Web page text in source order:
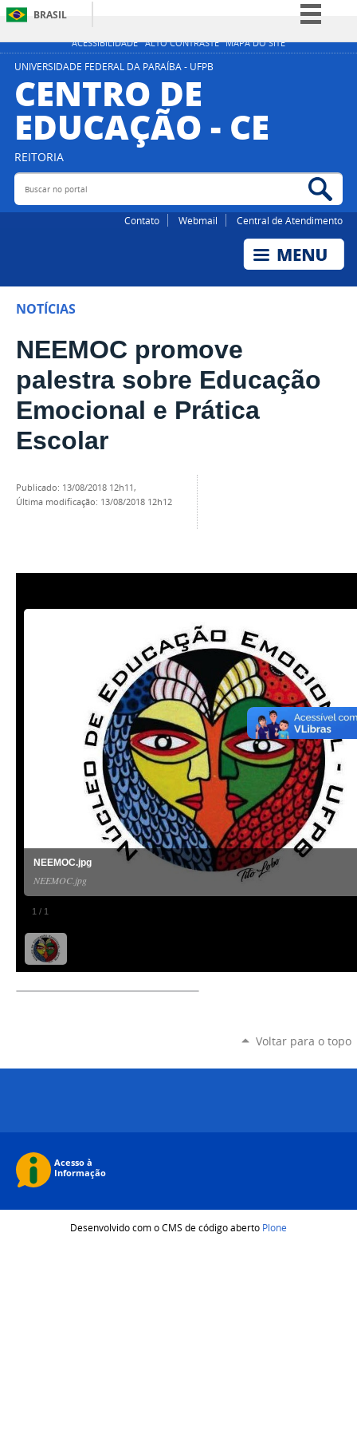
ACESSIBILIDADE ALTO CONTRASTE MAPA DO SITE
BRASIL
Simplifique!
Acesso à informação
Legislação
UNIVERSIDADE FEDERAL DA PARAÍBA - UFPB
CENTRO DE
EDUCAÇÃO - CE
REITORIA
Buscar no portal
Contato Webmail Central de Atendimento
NOTÍCIAS
NEEMOC promove
palestra sobre Educação
Emocional e Prática
Escolar
publicado: 13/08/2018 12h11,
última modificação: 13/08/2018 12h12
1 / 1
NEEMOC.jpg
NEEMOC.jpg
Voltar para o topo
Desenvolvido com o CMS de código aberto Plone